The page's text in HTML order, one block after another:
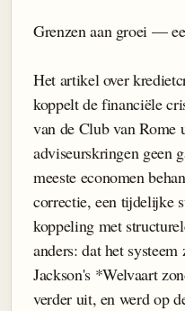
Grenzen aan groei —
Het artikel over
koppelt de financiële
van de Club van Rome
adviseurskringen geen
meeste economen
correctie, een tijdelijke
koppeling met
anders: dat het
Jackson's *Welvaart
verder uit, en werd op